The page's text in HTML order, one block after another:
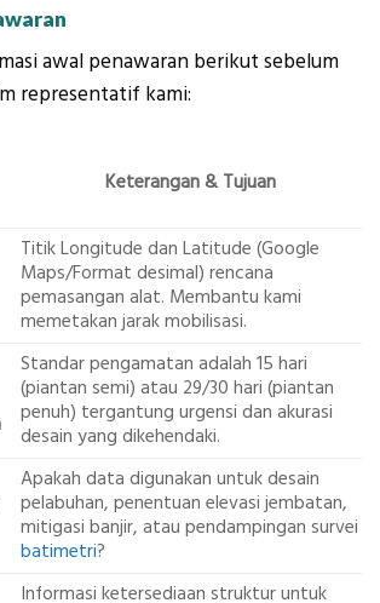
awal penawaran berikut sebelum
representatif kami:
Keterangan & Tujuan
Titik Longitude dan Latitude (Google
Maps/Format desimal) rencana
pemasangan alat. Membantu kami
memetakan jarak mobilisasi.
Standar pengamatan adalah 15 hari
(piantan semi) atau 29/30 hari (piantan
penuh) tergantung urgensi dan akurasi
desain yang dikehendaki.
Apakah data digunakan untuk desain
pelabuhan, penentuan elevasi jembatan,
mitigasi banjir, atau pendampingan survei
batimetri?
Informasi ketersediaan struktur untuk